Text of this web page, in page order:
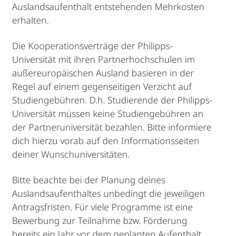
Auslandsaufenthalt entstehenden Mehrkosten
erhalten.
Die Kooperationsverträge der Philipps-
Universität mit ihren Partnerhochschulen im
außereuropäischen Ausland basieren in der
Regel auf einem gegenseitigen Verzicht auf
Studiengebühren. D.h. Studierende der Philipps-
Universität müssen keine Studiengebühren an
der Partneruniversität bezahlen. Bitte informiere
dich hierzu vorab auf den Informationsseiten
deiner Wunschuniversitäten.
Bitte beachte bei der Planung deines
Auslandsaufenthaltes unbedingt die jeweiligen
Antragsfristen. Für viele Programme ist eine
Bewerbung zur Teilnahme bzw. Förderung